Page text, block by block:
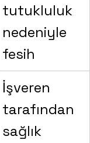
tutukluluk
nedeniyle
fesih
İşveren
tarafından
sağlık